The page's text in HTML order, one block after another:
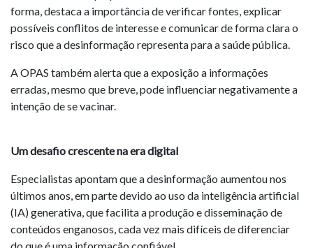
forma, destaca a importância de verificar fontes, explicar
possíveis conflitos de interesse e comunicar de forma clara o
risco que a desinformação representa para a saúde pública.
A OPAS também alerta que a exposição a informações
erradas, mesmo que breve, pode influenciar negativamente a
intenção de se vacinar.
Um desafio crescente na era digital
Especialistas apontam que a desinformação aumentou nos
últimos anos, em parte devido ao uso da inteligência artificial
(IA) generativa, que facilita a produção e disseminação de
conteúdos enganosos, cada vez mais difíceis de diferenciar